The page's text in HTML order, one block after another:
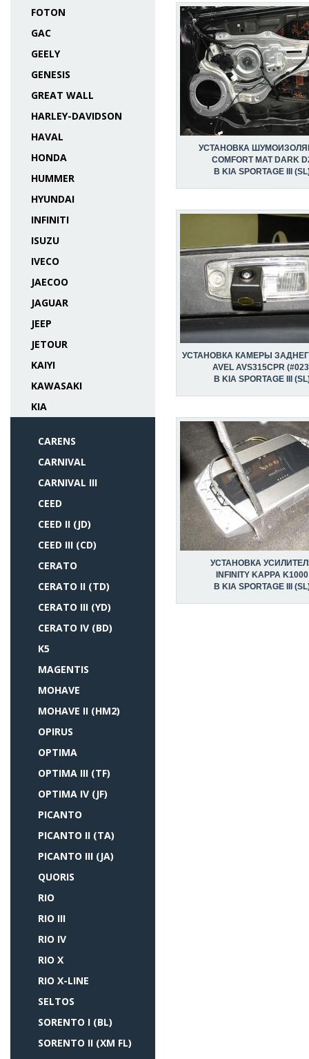
FOTON
GAC
GEELY
GENESIS
GREAT WALL
HARLEY-DAVIDSON
HAVAL
HONDA
HUMMER
HYUNDAI
INFINITI
ISUZU
IVECO
JAECOO
JAGUAR
JEEP
JETOUR
KAIYI
KAWASAKI
KIA
CARENS
CARNIVAL
CARNIVAL III
CEED
CEED II (JD)
CEED III (CD)
CERATO
CERATO II (TD)
CERATO III (YD)
CERATO IV (BD)
K5
MAGENTIS
MOHAVE
MOHAVE II (HM2)
OPIRUS
OPTIMA
OPTIMA III (TF)
OPTIMA IV (JF)
PICANTO
PICANTO II (TA)
PICANTO III (JA)
QUORIS
RIO
RIO III
RIO IV
RIO X
RIO X-LINE
SELTOS
SORENTO I (BL)
SORENTO II (XM FL)
УСТАНОВКА
COMFORT MAT DARK
В KIA SPORTAGE III
УСТАНОВКА КАМЕРЫ
AVEL AVS315CPR
В KIA SPORTAGE III
УСТАНОВКА
INFINITY KAPPA K1000
В KIA SPORTAGE III